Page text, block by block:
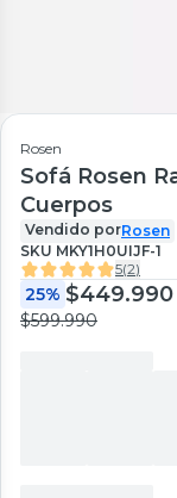
Rosen
Sofá Rosen
Cuerpos
Vendido porRosen
SKU MKY1H0UIJF-1
5(2)
25% $449.990
$599.990